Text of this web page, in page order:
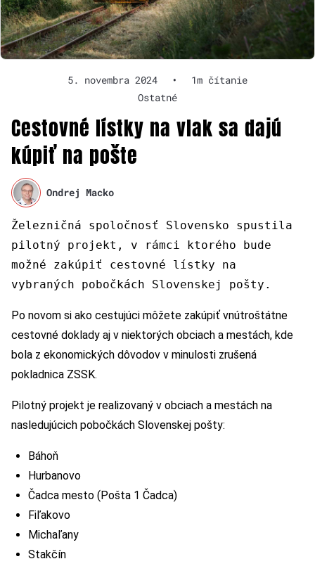
5. novembra 2024 •
1m čítanie
Ostatné
Cestovné lístky na vlak sa dajú
kúpiť na pošte
Ondrej Macko
Železničná spoločnosť Slovensko spustila
pilotný projekt, v rámci ktorého bude
možné zakúpiť cestovné lístky na
vybraných pobočkách Slovenskej pošty.
Po novom si ako cestujúci môžete zakúpiť vnútroštátne
cestovné doklady aj v niektorých obciach a mestách, kde
bola z ekonomických dôvodov v minulosti zrušená
pokladnica ZSSK.
Pilotný projekt je realizovaný v obciach a mestách na
nasledujúcich pobočkách Slovenskej pošty:
Báhoň
Hurbanovo
Čadca mesto (Pošta 1 Čadca)
Fiľakovo
Michaľany
Stakčín